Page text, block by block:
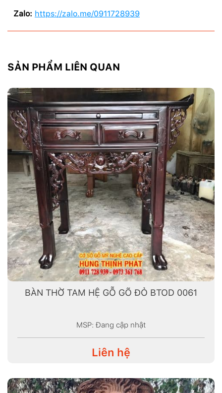
Zalo: https://zalo.me/0911728939
SẢN PHẨM LIÊN QUAN
BÀN THỜ TAM HỆ GỖ GÕ ĐỎ BTOD 0061
MSP: Đang cập nhật
Liên hệ